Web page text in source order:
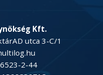
Kft.
utca 3-C/1
2-44